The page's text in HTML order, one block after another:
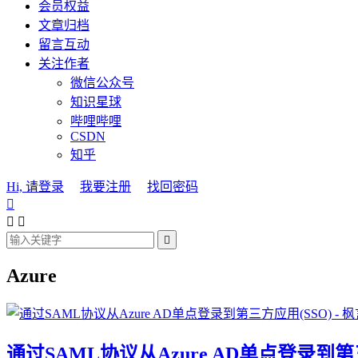
会员权益
文章归档
留言互动
关注作者
微信公众号
知识星球
哔哩哔哩
CSDN
知乎
Hi, 请登录 我要注册
找回密码

 

Azure
通过SAML协议从Azure AD单点登录到第